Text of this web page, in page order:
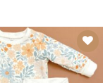
Ajouter à
la liste